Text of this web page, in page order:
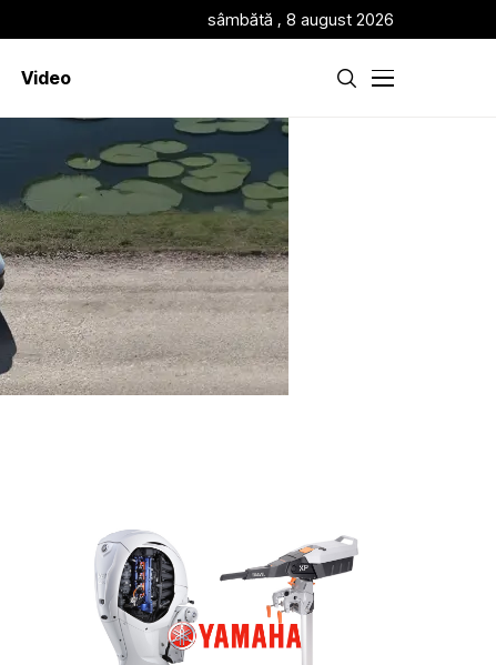
sâmbătă , 8 august 2026
Video